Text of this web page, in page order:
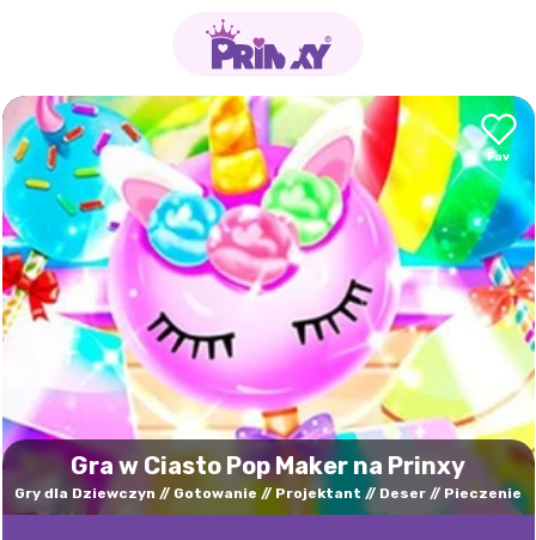
Gra w Ciasto Pop Maker na Prinxy
Gry dla Dziewczyn Gotowanie Projektant Deser Pieczenie